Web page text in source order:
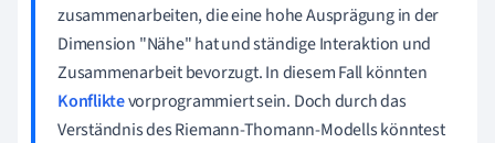
zusammenarbeiten, die eine hohe Ausprägung in der
Dimension "Nähe" hat und ständige Interaktion und
Zusammenarbeit bevorzugt. In diesem Fall könnten
Konfliktevorprogrammiert sein. Doch durch das
Verständnis des Riemann-Thomann-Modells könntest